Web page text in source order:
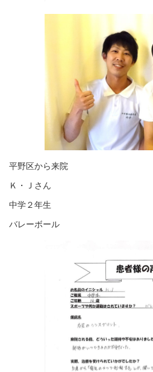
平野区から来院
Ｋ・Ｊさん
中学２年生
バレーボール